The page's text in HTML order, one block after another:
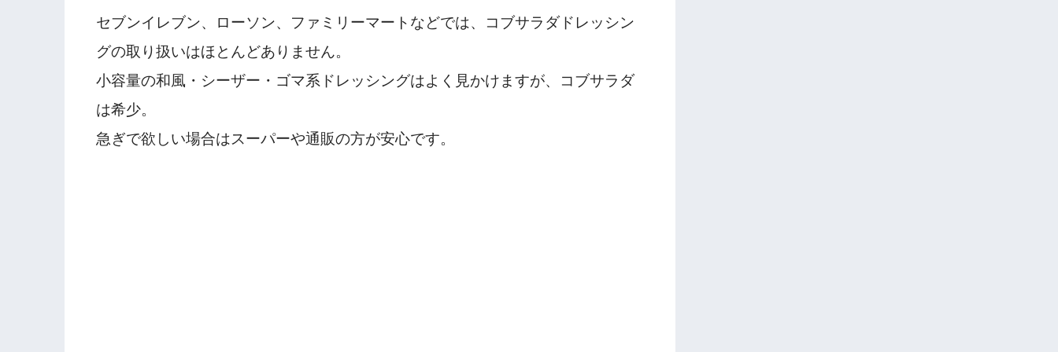
セブンイレブン、ローソン、ファミリーマートなどでは、コブサラダドレッシン
グの取り扱いはほとんどありません。
小容量の和風・シーザー・ゴマ系ドレッシングはよく見かけますが、コブサラダ
は希少。
急ぎで欲しい場合はスーパーや通販の方が安心です。